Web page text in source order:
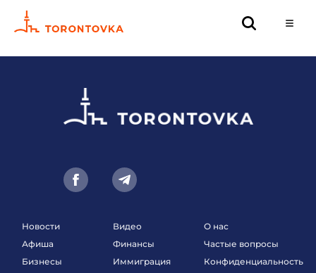
Новости
Афиша
Бизнесы
Видео
Финансы
Иммиграция
О нас
Частые вопросы
Конфиденциальность